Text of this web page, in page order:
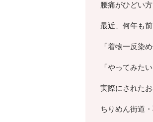
腰痛がひどい
最近、何年も
「着物一反染
「やってみた
実際にされた
ちりめん街道